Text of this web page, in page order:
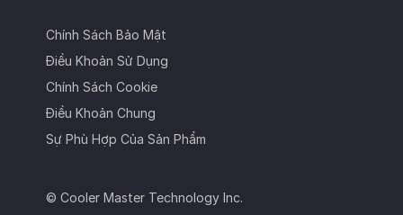
© Cooler Master Technology Inc.
Chính Sách Bảo Mật
Điều Khoản Sử Dụng
Chính Sách Cookie
Điều Khoản Chung
Sự Phù Hợp Của Sản Phẩm